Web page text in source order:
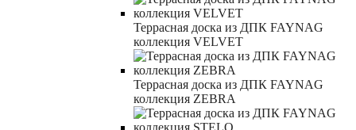
Террасная доска из ДПК FAYNAG
коллекция VELVET
Террасная доска из ДПК FAYNAG
коллекция ZEBRA